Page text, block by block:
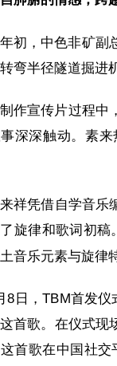
初，中色非矿副
弯半径隧道掘进
作宣传片过程中
深深触动。素
祥凭借自学音乐
旋律和歌词初稿
音乐元素与旋律
8日，TBM首发
首歌。在仪式现
首歌在中国社